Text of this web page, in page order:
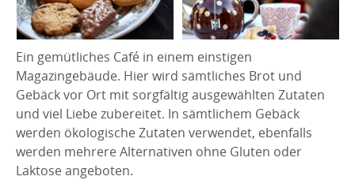
Ein gemütliches Café in einem einstigen
Magazingebäude. Hier wird sämtliches Brot und
Gebäck vor Ort mit sorgfältig ausgewählten Zutaten
und viel Liebe zubereitet. In sämtlichem Gebäck
werden ökologische Zutaten verwendet, ebenfalls
werden mehrere Alternativen ohne Gluten oder
Laktose angeboten.